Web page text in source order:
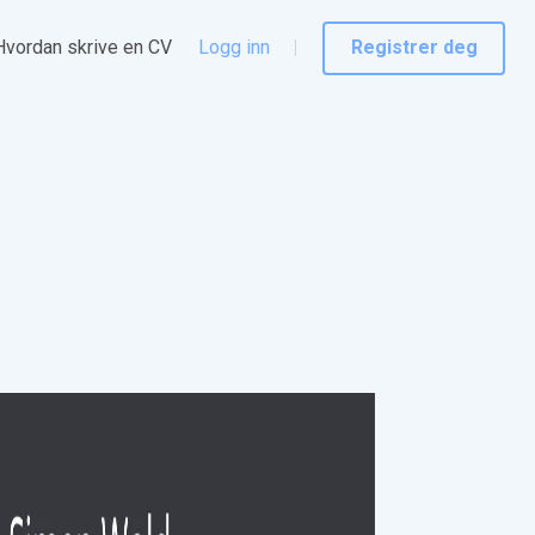
skrive en CV Logg inn Registrer deg